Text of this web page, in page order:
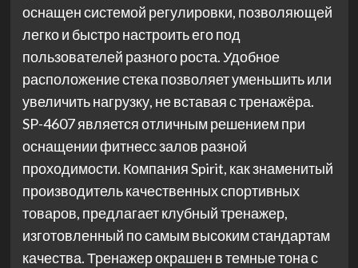
оснащен системой регулировки, позволяющей
легко и быстро настроить его под
пользователей разного роста. Удобное
расположение стека позволяет уменьшить или
увеличить нагрузку, не вставая с тренажёра.
SP-4607 является отличным решением при
оснащении фитнесс залов разной
проходимости. Компания Spirit, как знаменитый
производитель качественных спортивных
товаров, предлагает клубный тренажер,
изготовленный по самым высоким стандартам
качества. Тренажер окрашен в темные тона с